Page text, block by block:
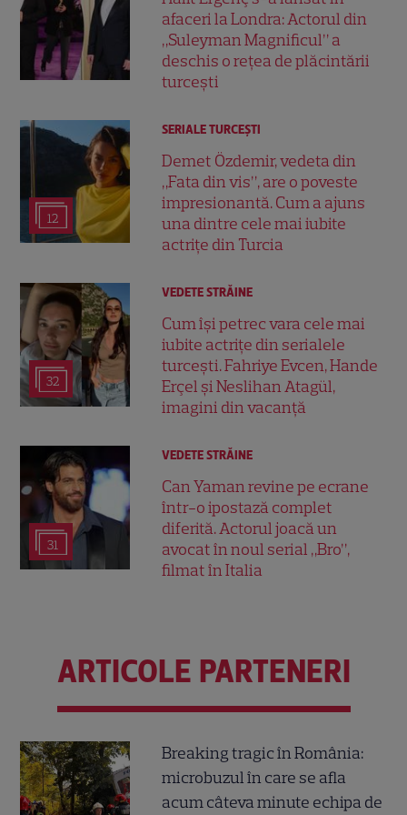
afaceri la Londra: Actorul din
„Suleyman Magnificul” a
deschis o rețea de plăcintării
turcești
12
SERIALE TURCEŞTI
Demet Özdemir, vedeta din
„Fata din vis”, are o poveste
impresionantă. Cum a ajuns
una dintre cele mai iubite
actrițe din Turcia
32
VEDETE STRĂINE
Cum își petrec vara cele mai
iubite actrițe din serialele
turcești. Fahriye Evcen, Hande
Erçel și Neslihan Atagül,
imagini din vacanță
31
VEDETE STRĂINE
Can Yaman revine pe ecrane
într-o ipostază complet
diferită. Actorul joacă un
avocat în noul serial „Bro”,
filmat în Italia
ARTICOLE PARTENERI
Breaking tragic în România:
microbuzul în care se afla
acum câteva minute echipa de